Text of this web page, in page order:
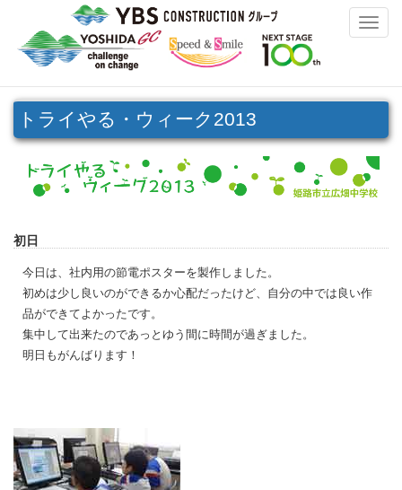
Toggle
トライやる・ウィーク2013
初日
今日は、社内用の節電ポスターを製作しました。
初めは少し良いのができるか心配だったけど、自分の中では良い作
品ができてよかったです。
集中して出来たのであっとゆう間に時間が過ぎました。
明日もがんばります！